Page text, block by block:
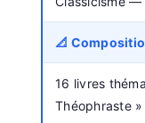
📐
16 livres
Théophraste